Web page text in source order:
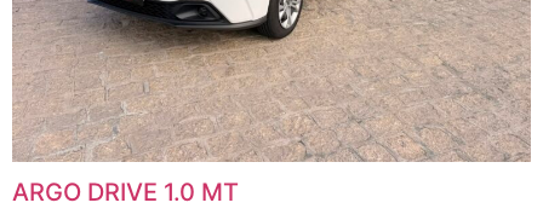
ARGO DRIVE 1.0 MT